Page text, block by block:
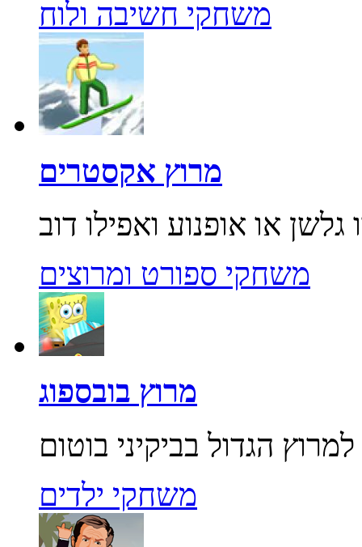
משחקי חשיבה ולוח
מרוץ אקסטרים
משחקי ספורט ומרוצים
מרוץ בובספוג
משחקי ילדים